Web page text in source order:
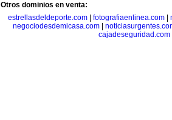
Otros dominios en venta:
estrellasdeldeporte.com
fotografiaenlinea.com
negociodesdemicasa.com
cajadeseguridad.com